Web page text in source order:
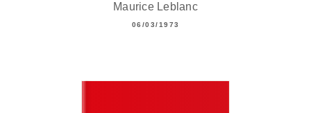
Maurice Leblanc
06/03/1973